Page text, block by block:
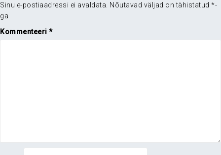
Sinu e-postiaadressi ei avaldata. Nõutavad väljad on tähistatud *-
ga
Kommenteeri *